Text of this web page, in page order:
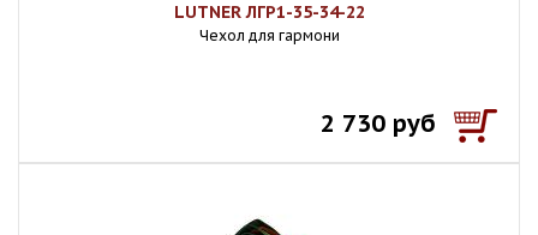
LUTNER ЛГР1-35-34-22
Чехол для гармони
2 730 руб